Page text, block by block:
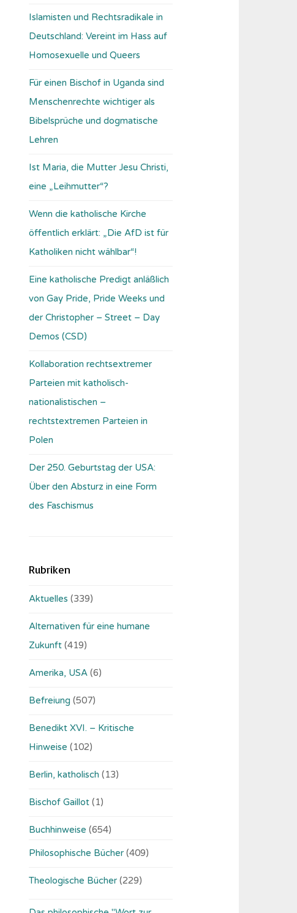
Islamisten und Rechtsradikale in
Deutschland: Vereint im Hass auf
Homosexuelle und Queers
Für einen Bischof in Uganda sind
Menschenrechte wichtiger als
Bibelsprüche und dogmatische
Lehren
Ist Maria, die Mutter Jesu Christi,
eine „Leihmutter“?
Wenn die katholische Kirche
öffentlich erklärt: „Die AfD ist für
Katholiken nicht wählbar“!
Eine katholische Predigt anläßlich
von Gay Pride, Pride Weeks und
der Christopher – Street – Day
Demos (CSD)
Kollaboration rechtsextremer
Parteien mit katholisch-
nationalistischen –
rechtstextremen Parteien in
Polen
Der 250. Geburtstag der USA:
Über den Absturz in eine Form
des Faschismus
Rubriken
Aktuelles (339)
Alternativen für eine humane
Zukunft (419)
Amerika, USA (6)
Befreiung (507)
Benedikt XVI. – Kritische
Hinweise (102)
Berlin, katholisch (13)
Bischof Gaillot (1)
Buchhinweise (654)
Philosophische Bücher (409)
Theologische Bücher (229)